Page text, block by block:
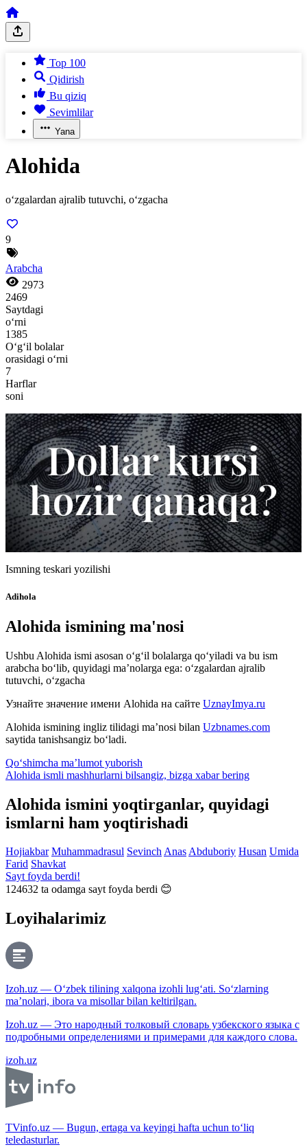
Top 100
Qidirish
Bu qiziq
Sevimlilar
Yana
Alohida
o‘zgalardan ajralib tutuvchi, o‘zgacha
9
Arabcha
2973
2469
Saytdagi
o‘rni
1385
O‘g‘il bolalar
orasidagi o‘rni
7
Harflar
soni
Ismning teskari yozilishi
Adihola
Alohida ismining ma'nosi
Ushbu Alohida ismi asosan o‘g‘il bolalarga qo‘yiladi va bu ism
arabcha bo‘lib, quyidagi ma’nolarga ega: o‘zgalardan ajralib
tutuvchi, o‘zgacha
Узнайте значение имени Alohida на сайте UznayImya.ru
Alohida ismining ingliz tilidagi ma’nosi bilan Uzbnames.com
saytida tanishsangiz bo‘ladi.
Qo‘shimcha ma’lumot yuborish
Alohida ismli mashhurlarni bilsangiz, bizga xabar bering
Alohida ismini yoqtirganlar, quyidagi
ismlarni ham yoqtirishadi
Hojiakbar Muhammadrasul SevinchAnasAbduboriy Husan Umida
Farid Shavkat
Sayt foyda berdi!
124632 ta odamga sayt foyda berdi 😊
Loyihalarimiz
Izoh.uz — O‘zbek tilining xalqona izohli lug‘ati. So‘zlarning
ma’nolari, ibora va misollar bilan keltirilgan.
Izoh.uz — Это народный толковый словарь узбекского языка с
подробными определениями и примерами для каждого слова.
izoh.uz
TVinfo.uz — Bugun, ertaga va keyingi hafta uchun to‘liq
teledasturlar.